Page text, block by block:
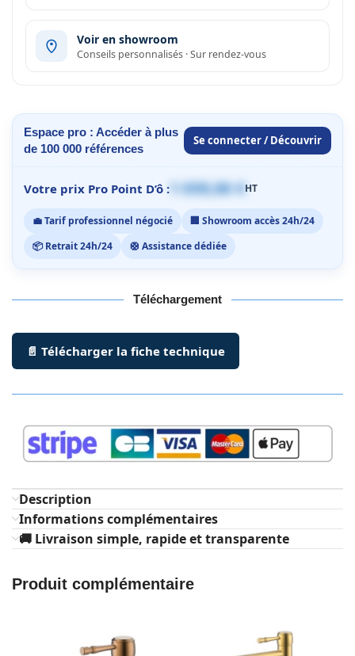
Voir en showroom
Conseils personnalisés · Sur rendez-vous
Espace pro : Accéder à plus
de 100 000 références
Se connecter / Découvrir
Votre prix Pro Point D’ô : 1 059,00 €HT
💼 Tarif professionnel négocié
🏢 Showroom accès 24h/24
📦 Retrait 24h/24
🛟 Assistance dédiée
Téléchargement
📄 Télécharger la fiche technique
Description
Informations complémentaires
🚚 Livraison simple, rapide et transparente
Produit complémentaire